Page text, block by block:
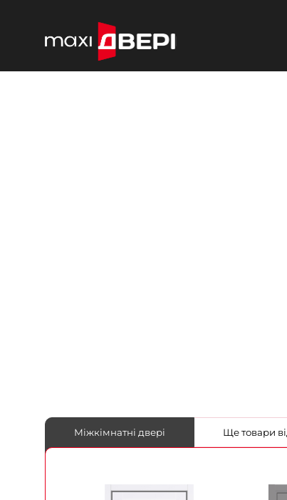
Міжкімнатні двері